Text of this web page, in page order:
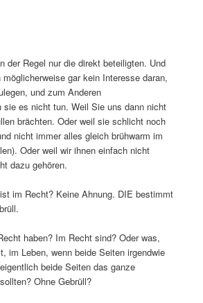
der Regel nur die direkt beteiligten. Und
gar kein Interesse daran,
und zum Anderen
sie es nicht tun. Weil Sie uns dann nicht
brächten. Oder weil sie schlicht noch
nicht immer alles gleich brühwarm im
Oder weil wir ihnen einfach nicht
dazu gehören.
im Recht? Keine Ahnung. DIE bestimmt
haben? Im Recht sind? Oder was,
im Leben, wenn beide Seiten irgendwie
beide Seiten das ganze
Ohne Gebrüll?